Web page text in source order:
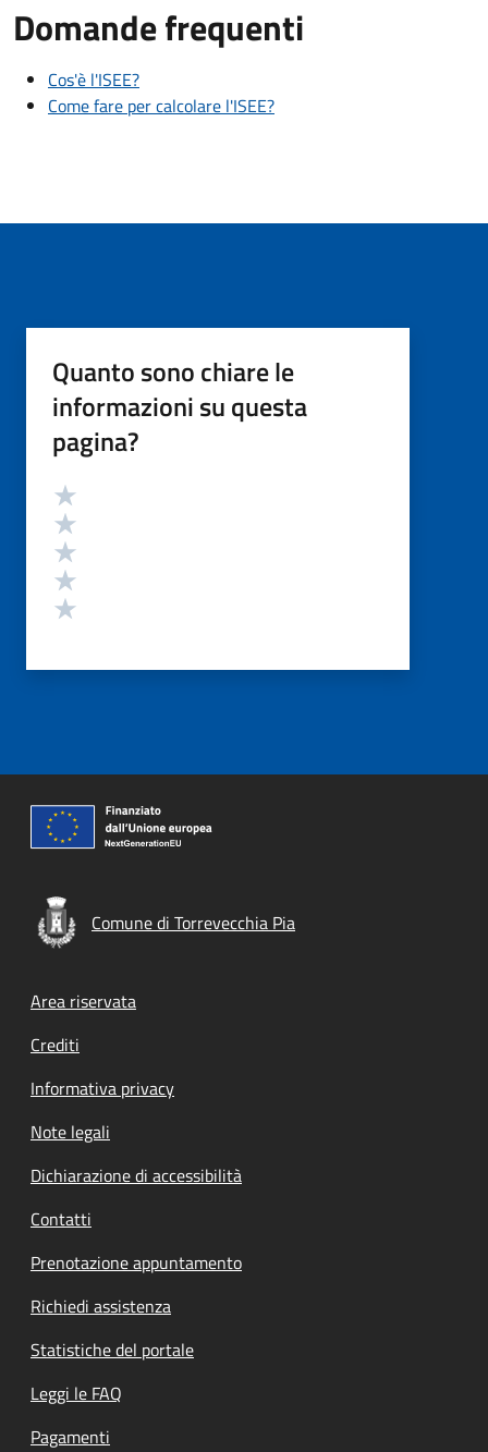
Domande frequenti
Cos'è l'ISEE?
Come fare per calcolare l'ISEE?
Quanto sono chiare le
informazioni su questa
pagina?
Valutazione
Comune di Torrevecchia Pia
Footer menu
Area riservata
Crediti
Informativa privacy
Note legali
Dichiarazione di accessibilità
Contatti
Prenotazione appuntamento
Richiedi assistenza
Statistiche del portale
Leggi le FAQ
Pagamenti